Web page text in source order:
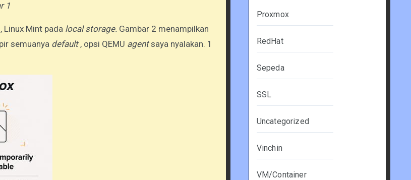
1
Linux Mint pada local storage. Gambar 2 menampilkan
semuanya default , opsi QEMU agentsaya nyalakan. 1
Proxmox
RedHat
Sepeda
SSL
Uncategorized
Vinchin
VM/Container